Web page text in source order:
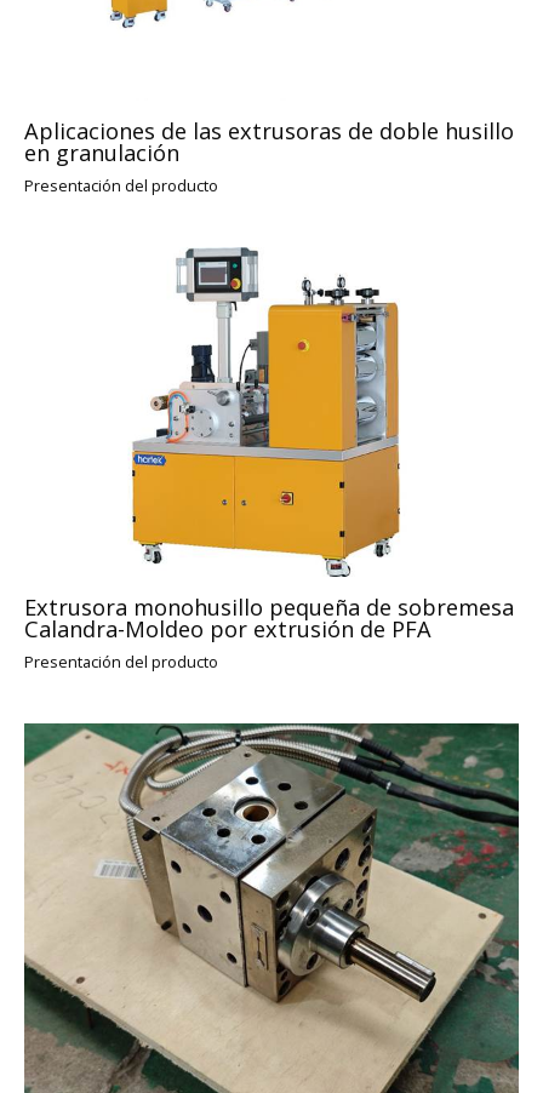
Aplicaciones de las extrusoras de doble husillo
en granulación
Presentación del producto
Extrusora monohusillo pequeña de sobremesa
Calandra-Moldeo por extrusión de PFA
Presentación del producto